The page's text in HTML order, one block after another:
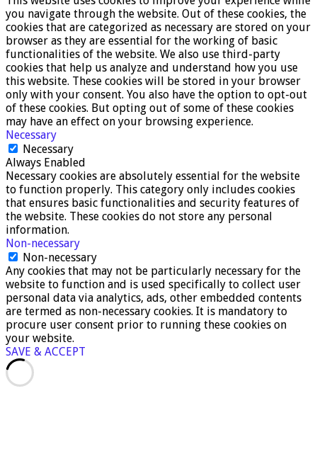
you navigate through the website. Out of these cookies, the
cookies that are categorized as necessary are stored on your
browser as they are essential for the working of basic
functionalities of the website. We also use third-party
cookies that help us analyze and understand how you use
this website. These cookies will be stored in your browser
only with your consent. You also have the option to opt-out
of these cookies. But opting out of some of these cookies
may have an effect on your browsing experience.
Necessary
Necessary
Always Enabled
Necessary cookies are absolutely essential for the website
to function properly. This category only includes cookies
that ensures basic functionalities and security features of
the website. These cookies do not store any personal
information.
Non-necessary
Non-necessary
Any cookies that may not be particularly necessary for the
website to function and is used specifically to collect user
personal data via analytics, ads, other embedded contents
are termed as non-necessary cookies. It is mandatory to
procure user consent prior to running these cookies on
your website.
SAVE & ACCEPT